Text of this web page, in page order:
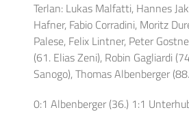
Terlan: Lukas Malfatti, Hannes
Hafner, Fabio Corradini, Moritz
Palese, Felix Lintner, Peter
(61. Elias Zeni), Robin Gagliardi
Sanogo), Thomas Albenberger
0:1 Albenberger (36.) 1:1